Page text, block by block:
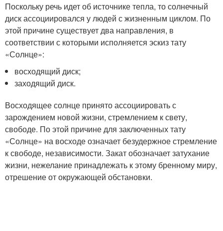
Поскольку речь идет об источнике тепла, то солнечный
диск ассоциировался у людей с жизненным циклом. По
этой причине существует два направления, в
соответствии с которыми исполняется эскиз тату
«Солнце»:
восходящий диск;
заходящий диск.
Восходящее солнце принято ассоциировать с
зарождением новой жизни, стремлением к свету,
свободе. По этой причине для заключенных тату
«Солнце» на восходе означает безудержное стремление
к свободе, независимости. Закат обозначает затухание
жизни, нежелание принадлежать к этому бренному миру,
отрешение от окружающей обстановки.